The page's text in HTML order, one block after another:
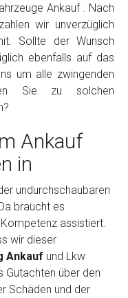
Ankauf . Nach
wir unverzüglich
Sollte der Wunsch
ebenfalls auf das
um alle zwingenden
Sie zu solchen
Ankauf
in
undurchschaubaren
braucht es
assistiert.
wir dieser
Ankauf und Lkw
Gutachten über den
Schäden und der